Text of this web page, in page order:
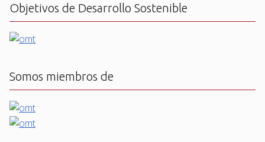
Objetivos de Desarrollo Sostenible
Somos miembros de